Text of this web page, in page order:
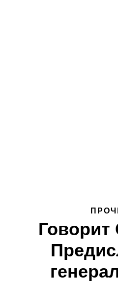
Говорит